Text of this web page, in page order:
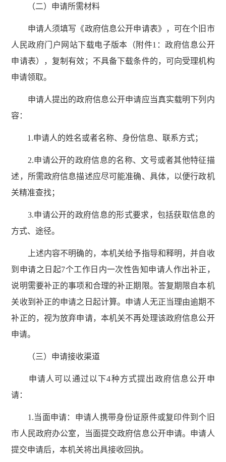
（二）申请所需材料
申请人须填写《政府信息公开申请表》，可在个旧市
人民政府门户网站下载电子版本（附件1：政府信息公开
申请表），复制有效；不具备下载条件的，可向受理机构
申请领取。
申请人提出的政府信息公开申请应当真实载明下列内
容：
1.申请人的姓名或者名称、身份信息、联系方式；
2.申请公开的政府信息的名称、文号或者其他特征描
述，所需政府信息描述应尽可能准确、具体，以便行政机
关精准查找；
3.申请公开的政府信息的形式要求，包括获取信息的
方式、途径。
上述内容不明确的，本机关给予指导和释明，并自收
到申请之日起7个工作日内一次性告知申请人作出补正，
说明需要补正的事项和合理的补正期限。答复期限自本机
关收到补正的申请之日起计算。申请人无正当理由逾期不
补正的，视为放弃申请，本机关不再处理该政府信息公开
申请。
（三）申请接收渠道
申请人可以通过以下4种方式提出政府信息公开申
请：
1.当面申请：申请人携带身份证原件或复印件到个旧
市人民政府办公室，当面提交政府信息公开申请。申请人
提交申请后，本机关将出具接收回执。